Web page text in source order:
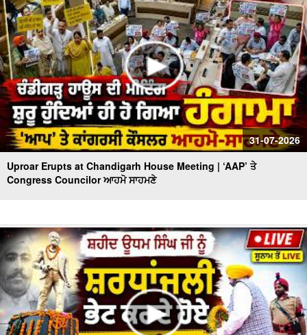
31-07-2026
Uproar Erupts at Chandigarh House Meeting | ‘AAP’ ਤੇ
Congress Councilor ਆਹਮੋ ਸਾਹਮਣੇ